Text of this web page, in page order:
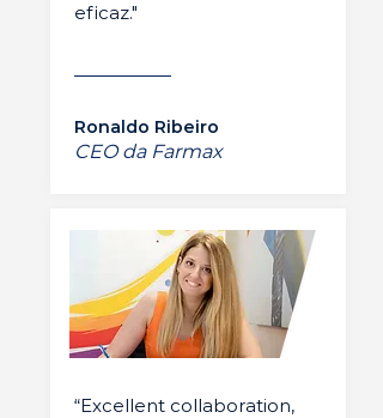
eficaz."
Ronaldo Ribeiro
CEO da Farmax
“Excellent collaboration,